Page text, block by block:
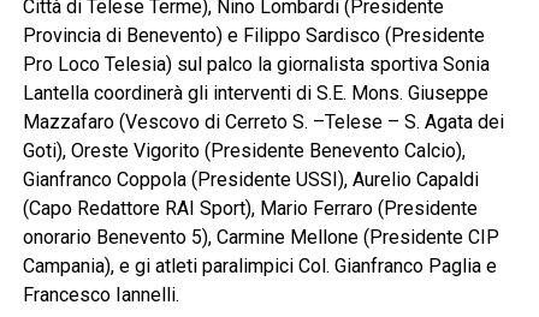
Città di Telese Terme), Nino Lombardi (Presidente
Provincia di Benevento) e Filippo Sardisco (Presidente
Pro Loco Telesia) sul palco la giornalista sportiva Sonia
Lantella coordinerà gli interventi di S.E. Mons. Giuseppe
Mazzafaro (Vescovo di Cerreto S. –Telese – S. Agata dei
Goti), Oreste Vigorito (Presidente Benevento Calcio),
Gianfranco Coppola (Presidente USSI), Aurelio Capaldi
(Capo Redattore RAI Sport), Mario Ferraro (Presidente
onorario Benevento 5), Carmine Mellone (Presidente CIP
Campania), e gi atleti paralimpici Col. Gianfranco Paglia e
Francesco Iannelli.